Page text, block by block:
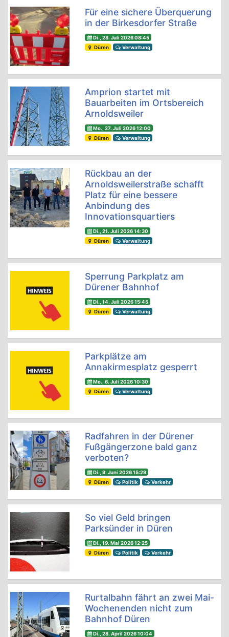
Für eine sichere Überquerung
in der Birkesdorfer Straße
Di., 28. Juli 2026 08:45
Düren
Verwaltung
Amprion startet mit
Bauarbeiten im Ortsbereich
Arnoldsweiler
Mo., 27. Juli 2026 12:00
Düren
Verwaltung
Rückbau an der
Arnoldsweilerstraße schafft
Platz für eine bessere
Anbindung des
Innovationsquartiers
Di., 21. Juli 2026 14:30
Düren
Verwaltung
Sperrung Parkplatz am
Dürener Bahnhof
Di., 14. Juli 2026 15:45
Düren
Verwaltung
Parkplätze am
Annakirmesplatz gesperrt
Mo., 6. Juli 2026 10:30
Düren
Verwaltung
Radfahren in der Dürener
Fußgängerzone bald ganz
verboten?
Di., 9. Juni 2026 15:29
Düren
Politik Verkehr
So viel Geld bringen
Parksünder in Düren
Di., 19. Mai 2026 12:25
Düren
Politik Verkehr
Rurtalbahn fährt an zwei Mai-
Wochenenden nicht zum
Bahnhof Düren
Di., 28. April 2026 10:04